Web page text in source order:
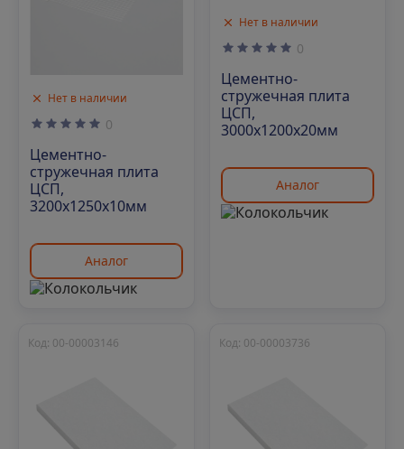
Нет в наличии
0
Цементно-
стружечная плита
ЦСП,
3200х1250х10мм
Аналог
Нет в наличии
0
Цементно-
стружечная плита
ЦСП,
3000х1200х20мм
Аналог
Код: 00-00003146 Код: 00-00003736